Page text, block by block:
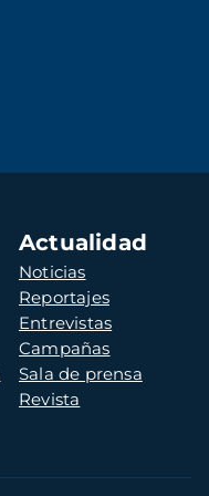
Actualidad
Noticias
Reportajes
Entrevistas
Campañas
Sala de prensa
Revista